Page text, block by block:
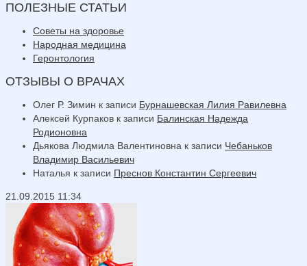
ПОЛЕЗНЫЕ СТАТЬИ
Советы на здоровье
Народная медицина
Геронтология
ОТЗЫВЫ О ВРАЧАХ
Олег Р. Зимин к записи Бурнашевская Лилия Равилевна
Алексей Курпаков к записи Балинская Надежда
Родионовна
Дьякова Людмила Валентиновна к записи Чебаньков
Владимир Васильевич
Наталья к записи Преснов Константин Сергеевич
21.09.2015 11:34